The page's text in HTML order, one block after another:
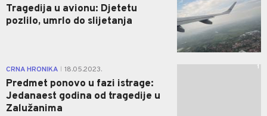
Tragedija u avionu: Djetetu
pozlilo, umrlo do slijetanja
CRNA HRONIKA 18.05.2023.
Predmet ponovo u fazi istrage:
Jedanaest godina od tragedije u
Zalužanima
1